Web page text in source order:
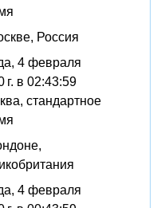
Россия
4 февраля
г. в 02:43:59
стандартное
4 февраля